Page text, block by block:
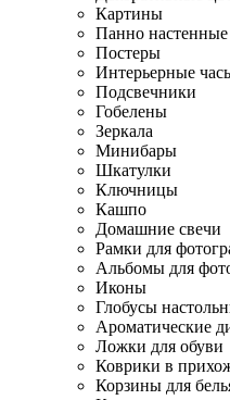
Картины
Панно настенные
Постеры
Интерьерные
Подсвечники
Гобелены
Зеркала
Минибары
Шкатулки
Ключницы
Кашпо
Домашние свечи
Рамки для
Альбомы для
Иконы
Глобусы
Ароматические
Ложки для обуви
Коврики в
Корзины для